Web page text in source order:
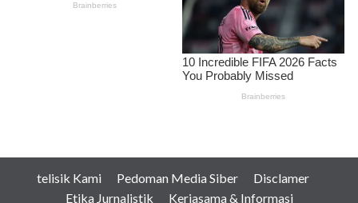
telisik Kami Pedoman Media Siber
Disclamer
Etika Jurnalistik
Kerjasama & Informasi